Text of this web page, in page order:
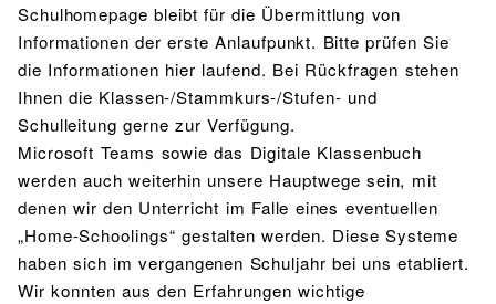
Schulhomepage bleibt für die Übermittlung von
Informationen der erste Anlaufpunkt. Bitte prüfen Sie
die Informationen hier laufend. Bei Rückfragen stehen
Ihnen die Klassen-/Stammkurs-/Stufen- und
Schulleitung gerne zur Verfügung.
Microsoft Teams sowie das Digitale Klassenbuch
werden auch weiterhin unsere Hauptwege sein, mit
denen wir den Unterricht im Falle eines eventuellen
„Home-Schoolings“ gestalten werden. Diese Systeme
haben sich im vergangenen Schuljahr bei uns etabliert.
Wir konnten aus den Erfahrungen wichtige